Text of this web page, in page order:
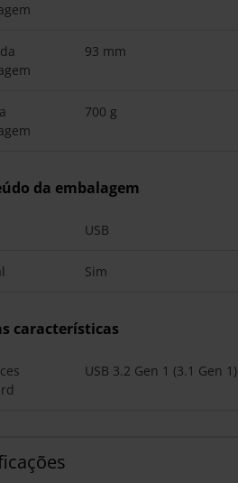
93 mm
700 g
da embalagem
USB
Sim
características
USB 3.2 Gen 1 (3.1 Gen 1)